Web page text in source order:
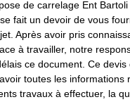
de carrelage Ent
fait un devoir de vous
Après avoir pris
à travailler, notre
ce document. Ce devis
toutes les informations
travaux à effectuer, la